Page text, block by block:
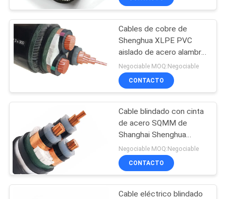
SOLICITAR
UNA
COTIZACIÓN
DEL
SITIO
POLÍTICA
humo bajo cero
cable del halógeno
140
Cable resistente al
fuego
108
Cables de cobre de
Shenghua XLPE PVC
aislado de acero alambre
blindado de cable
eléctrico negro de PVC
de cubierta LV cable
Negociable MOQ:Negociable
CONTACTO
Cable blindado con cinta
de acero SQMM de
Shanghai Shenghua
Cable Professional de 3
núcleos personalizado
YJLV22 3x300
Negociable MOQ:Negociable
CONTACTO
Cable eléctrico blindado